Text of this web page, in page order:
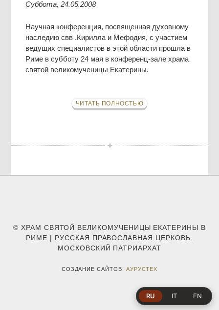
RU IT EN
Суббота, 24.05.2008
Научная конференция, посвященная духовному
наследию свв .Кирилла и Мефодия, с участием
ведущих специалистов в этой области прошла в
Риме в субботу 24 мая в конференц-зале храма
святой великомученицы Екатерины.
ЧИТАТЬ ПОЛНОСТЬЮ
© ХРАМ СВЯТОЙ ВЕЛИКОМУЧЕНИЦЫ ЕКАТЕРИНЫ В
РИМЕ | РУССКАЯ ПРАВОСЛАВНАЯ ЦЕРКОВЬ.
МОСКОВСКИЙ ПАТРИАРХАТ
СОЗДАНИЕ САЙТОВ: АУРУСТЕХ